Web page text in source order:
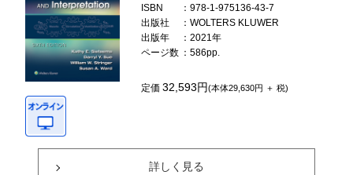
ISBN
：978-1-975136-43-7
出版社
：WOLTERS KLUWER
出版年
：2021年
ページ数 ：586pp.
定価32,593円(本体29,630円 ＋ 税)
詳しく見る